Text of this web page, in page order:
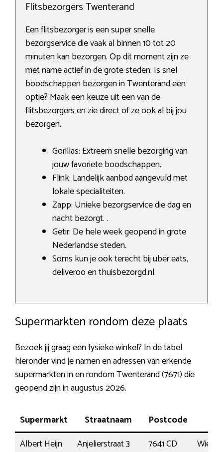
Flitsbezorgers Twenterand
Een flitsbezorger is een super snelle
bezorgservice die vaak al binnen 10 tot 20
minuten kan bezorgen. Op dit moment zijn ze
met name actief in de grote steden. Is snel
boodschappen bezorgen in Twenterand een
optie? Maak een keuze uit een van de
flitsbezorgers en zie direct of ze ook al bij jou
bezorgen.
Gorillas: Extreem snelle bezorging van
jouw favoriete boodschappen.
Flink: Landelijk aanbod aangevuld met
lokale specialiteiten.
Zapp: Unieke bezorgservice die dag en
nacht bezorgt. .
Getir: De hele week geopend in grote
Nederlandse steden.
Soms kun je ook terecht bij uber eats,
deliveroo en thuisbezorgd.nl.
Supermarkten rondom deze plaats
Bezoek jij graag een fysieke winkel? In de tabel
hieronder vind je namen en adressen van erkende
supermarkten in en rondom Twenterand (7671) die
geopend zijn in augustus 2026.
Supermarkt Straatnaam Postcode
Albert Heijn
Anjelierstraat 3 7641 CD